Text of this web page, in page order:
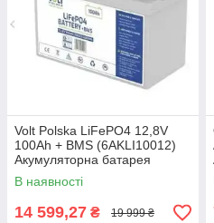
Volt Polska LiFePO4 12,8V
100Ah + BMS (6AKLI10012)
Акумуляторна батарея
В наявності
14 599,27 ₴ 19 999 ₴